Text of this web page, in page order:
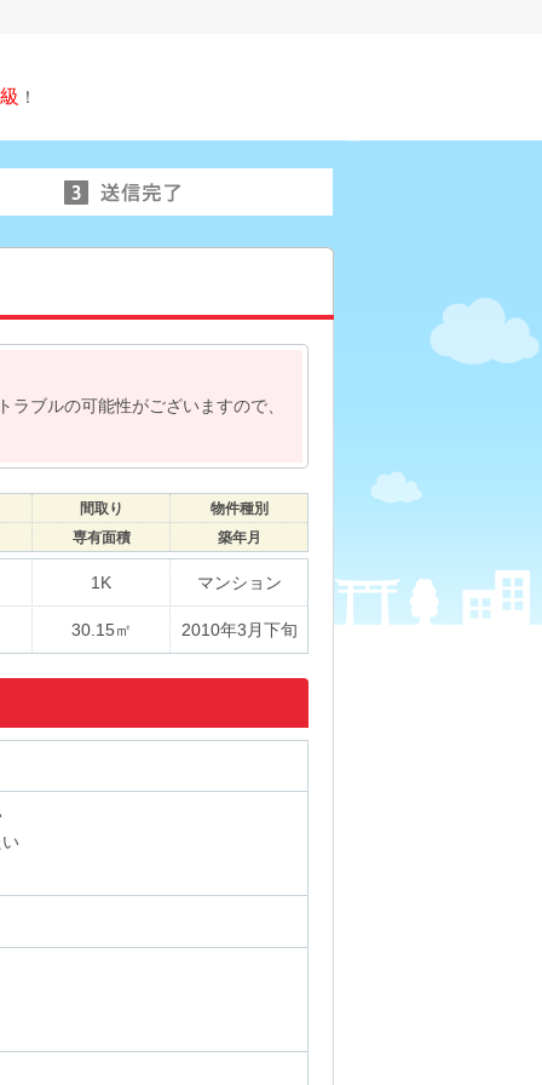
！
ブルの可能性がございますので、
間取り
物件種別
専有面積 築年月
1K マンション
30.15㎡ 2010年3月下旬